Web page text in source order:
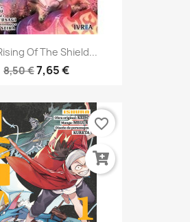
Of The Shield...
8,50 €7,65 €
favorite_border